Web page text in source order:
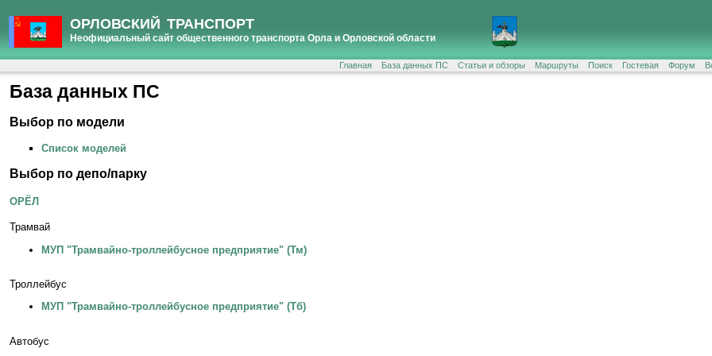
ОРЛОВСКИЙ ТРАНСПОРТ
Неофициальный сайт общественного транспорта Орла и Орловской области
Главная База данных ПС Статьи и обзоры Маршруты Поиск Гостевая Форум
База данных ПС
Выбор по модели
Список моделей
Выбор по депо/парку
ОРЁЛ
Трамвай
МУП "Трамвайно-троллейбусное предприятие" (Тм)
Троллейбус
МУП "Трамвайно-троллейбусное предприятие" (Тб)
Автобус